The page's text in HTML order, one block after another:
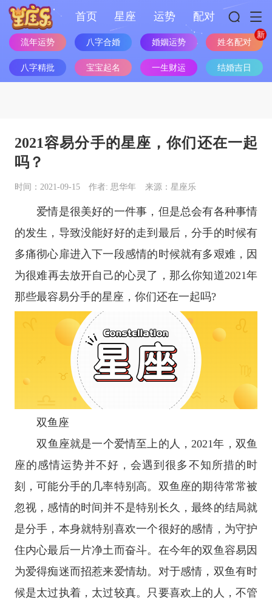
首页 星座 运势 配对
流年运势 八字合婚 婚姻运势 姓名配对
八字精批 宝宝起名 一生财运 结婚吉日
2021容易分手的星座，你们还在一起
吗？
时间：2021-09-15 作者: 思华年 来源：星座乐
爱情是很美好的一件事，但是总会有各种事情
的发生，导致没能好好的走到最后，分手的时候有
多痛彻心扉进入下一段感情的时候就有多艰难，因
为很难再去放开自己的心灵了，那么你知道2021年
那些最容易分手的星座 ，你们还在一起吗?
双鱼座
双鱼座就是一个爱情至上的人，2021年，双鱼
座的感情运势并不好，会遇到很多不知所措的时
刻，可能分手的几率特别高。双鱼座的期待常常被
忽视，感情的时间并不是特别长久，最终的结局就
是分手，本身就特别喜欢一个很好的感情，为守护
住内心最后一片净土而奋斗。在今年的双鱼容易因
为爱得痴迷而招惹来爱情劫。对于感情，双鱼有时
候是太过执着，太过较真。只要喜欢上的人，不管